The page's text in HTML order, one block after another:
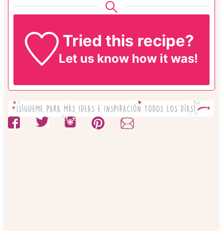
Tried this recipe?
Let us know how it was!